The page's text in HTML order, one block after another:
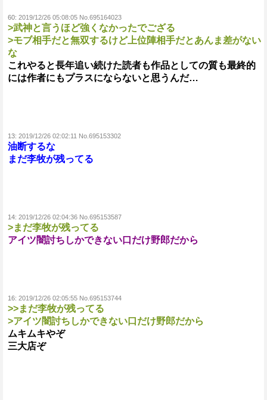
60: 2019/12/26 05:08:05 No.695164023
>武神と言うほど強くなかったでござる
>モブ相手だと無双するけど上位陣相手だとあんま差がない
な
これやると長年追い続けた読者も作品としての質も最終的
には作者にもプラスにならないと思うんだ…
13: 2019/12/26 02:02:11 No.695153302
油断するな
まだ李牧が残ってる
14: 2019/12/26 02:04:36 No.695153587
>まだ李牧が残ってる
アイツ闇討ちしかできない口だけ野郎だから
16: 2019/12/26 02:05:55 No.695153744
>>まだ李牧が残ってる
>アイツ闇討ちしかできない口だけ野郎だから
ムキムキやぞ
三大店ぞ